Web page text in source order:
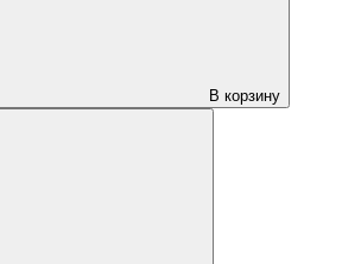
В корзину